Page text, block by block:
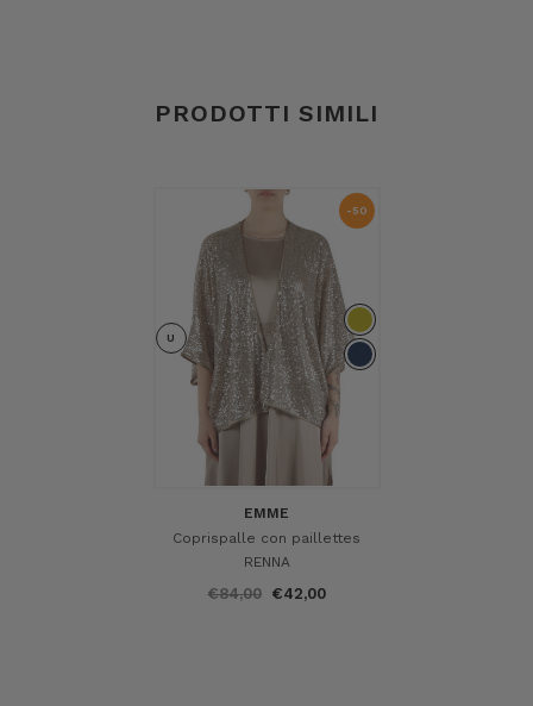
PRODOTTI SIMILI
-50
U
EMME
Coprispalle con paillettes
RENNA
€84,00 €42,00